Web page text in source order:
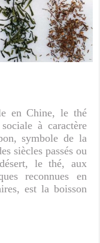
en Chine, le thé
à caractère
symbole de la
siècles passés ou
le thé, aux
reconnues en
est la boisson